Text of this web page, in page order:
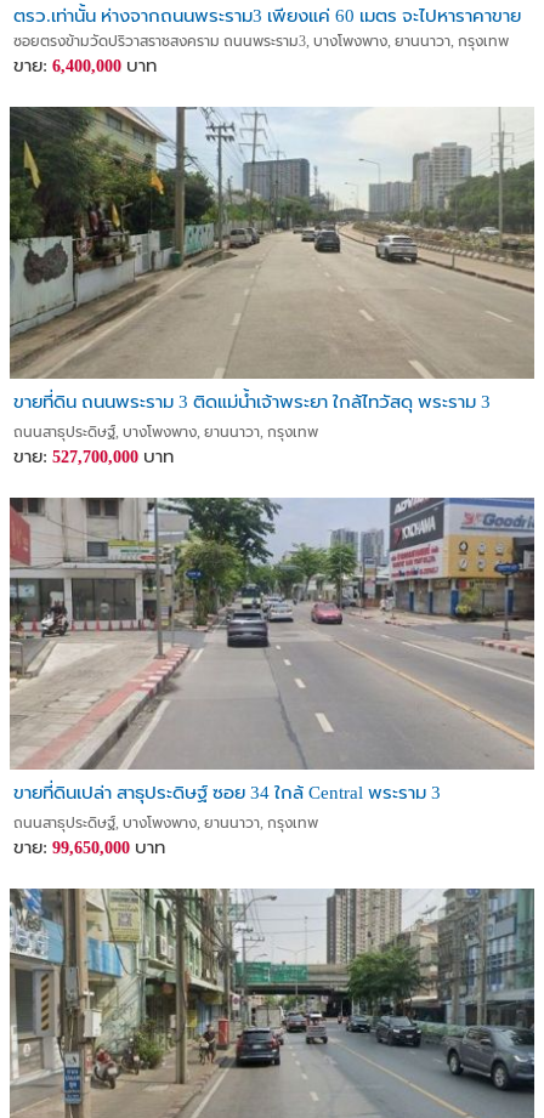
ตรว.เท่านั้น ห่างจากถนนพระราม3 เพียงแค่ 60 เมตร จะไปหาราคาขาย
ถูกขนาดนี้ในย่านนี้ไม่มีอีกแล้ว
ซอยตรงข้ามวัดปริวาสราชสงคราม ถนนพระราม3, บางโพงพาง, ยานนาวา, กรุงเทพ
ขาย: 6,400,000 บาท
ขายที่ดิน ถนนพระราม 3 ติดแม่น้ำเจ้าพระยา ใกล้ไทวัสดุ พระราม 3
ถนนสาธุประดิษฐ์, บางโพงพาง, ยานนาวา, กรุงเทพ
ขาย: 527,700,000 บาท
ขายที่ดินเปล่า สาธุประดิษฐ์ ซอย 34 ใกล้ Central พระราม 3
ถนนสาธุประดิษฐ์, บางโพงพาง, ยานนาวา, กรุงเทพ
ขาย: 99,650,000 บาท